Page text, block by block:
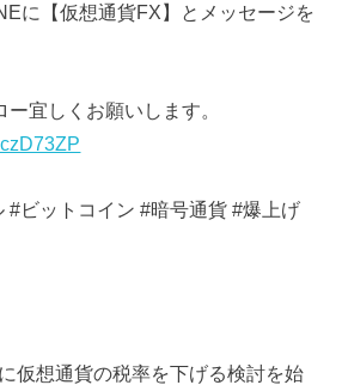
に【仮想通貨FX】とメッセージを
宜しくお願いします。
#ビットコイン #暗号通貨 #爆上げ
仮想通貨の税率を下げる検討を始